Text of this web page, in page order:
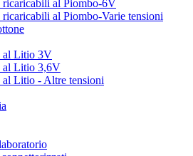
ricaricabili al Piombo-6V
ricaricabili al Piombo-Varie tensioni
al Litio 3V
al Litio 3,6V
al Litio - Altre tensioni